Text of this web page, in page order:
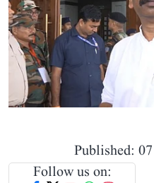
Published:
Follow us on: